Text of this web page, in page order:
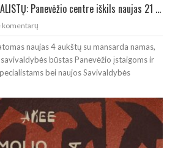
KONKURUOS DĖL SPECIALISTŲ: Panevėžio centre iškils naujas 21 būsto namas
komentarų
naujas 4 aukštų su mansarda namas,
būstas Panevėžio įstaigoms ir
bei naujos Savivaldybės